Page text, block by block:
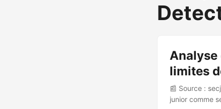
Analyse
limites
📰 Source :
junior comme